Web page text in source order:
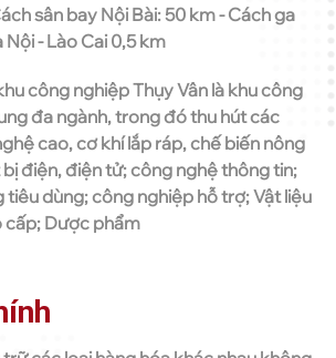
sân bay Nội Bài: 50 km - Cách ga
- Lào Cai 0,5 km
công nghiệp Thụy Vân là khu công
đa ngành, trong đó thu hút các
cao, cơ khí lắp ráp, chế biến nông
bị điện, điện tử; công nghệ thông tin;
tiêu dùng; công nghiệp hỗ trợ; Vật liệu
cấp; Dược phẩm